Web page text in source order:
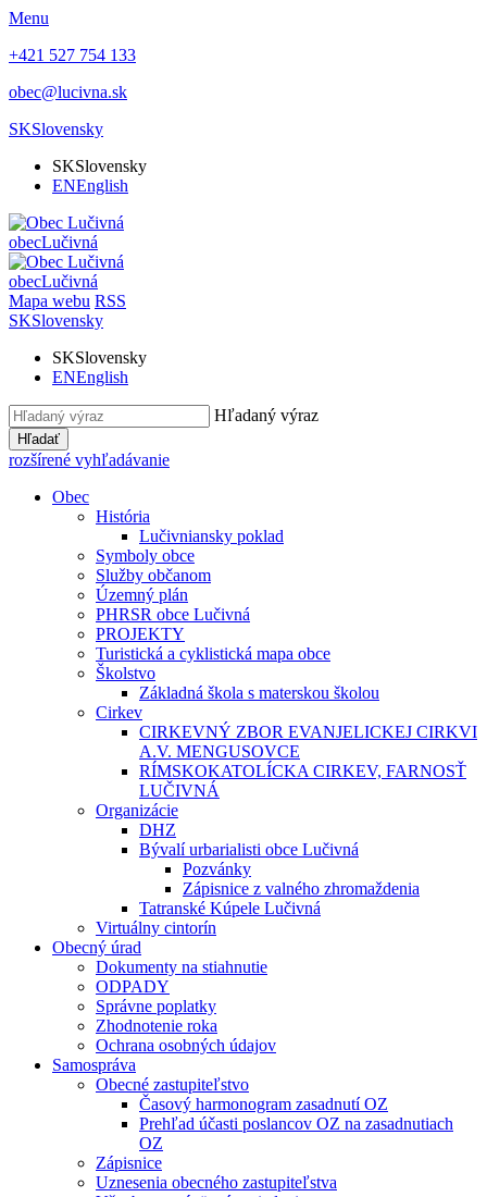
Menu
+421 527 754 133
obec@lucivna.sk
SKSlovensky
SKSlovensky
ENEnglish
obecLučivná
obecLučivná
Mapa webu RSS
SKSlovensky
SKSlovensky
ENEnglish
Hľadaný výraz
Hľadať
rozšírené vyhľadávanie
Obec
História
Lučivniansky poklad
Symboly obce
Služby občanom
Územný plán
PHRSR obce Lučivná
PROJEKTY
Turistická a cyklistická mapa obce
Školstvo
Základná škola s materskou školou
Cirkev
CIRKEVNÝ ZBOR EVANJELICKEJ CIRKVI
A.V. MENGUSOVCE
RÍMSKOKATOLÍCKA CIRKEV, FARNOSŤ
LUČIVNÁ
Organizácie
DHZ
Bývalí urbarialisti obce Lučivná
Pozvánky
Zápisnice z valného zhromaždenia
Tatranské Kúpele Lučivná
Virtuálny cintorín
Obecný úrad
Dokumenty na stiahnutie
ODPADY
Správne poplatky
Zhodnotenie roka
Ochrana osobných údajov
Samospráva
Obecné zastupiteľstvo
Časový harmonogram zasadnutí OZ
Prehľad účasti poslancov OZ na zasadnutiach
OZ
Zápisnice
Uznesenia obecného zastupiteľstva